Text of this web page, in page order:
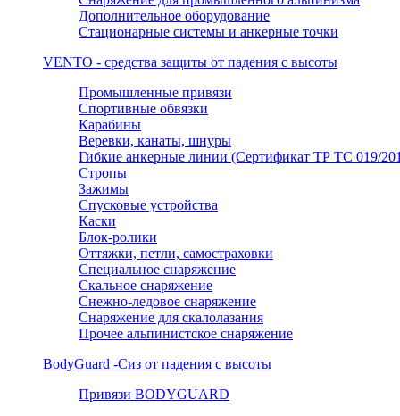
Дополнительное оборудование
Стационарные системы и анкерные точки
VENTO - средства защиты от падения с высоты
Промышленные привязи
Спортивные обвязки
Карабины
Веревки, канаты, шнуры
Гибкие анкерные линии (Сертификат ТР ТС 019/
Стропы
Зажимы
Спусковые устройства
Каски
Блок-ролики
Оттяжки, петли, самостраховки
Специальное снаряжение
Скальное снаряжение
Снежно-ледовое снаряжение
Снаряжение для скалолазания
Прочее альпинистское снаряжение
BodyGuard -Сиз от падения с высоты
Привязи BODYGUARD